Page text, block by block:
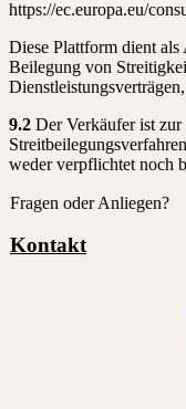
https://ec.europa.eu/
Diese Plattform dient
Beilegung von
9.2 Der Verkäufer ist zur
weder verpflichtet noch
Fragen oder Anliegen?
Kontakt